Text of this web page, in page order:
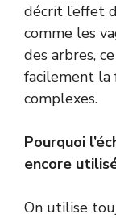
décrit l’effet
comme les
des arbres,
facilement la
complexes.
Pourquoi
encore
On utilise